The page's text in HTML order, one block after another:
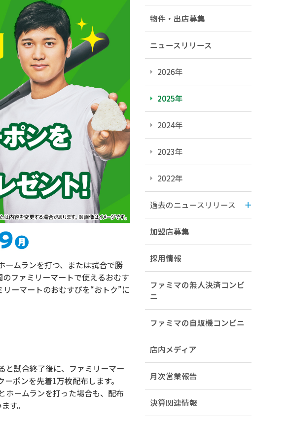
ムランを打つ、または試合で勝
ファミリーマートで使えるおむす
ーマートのおむすびを“おトク”に
合終了後に、ファミリーマー
ポンを先着1万枚配布します。
ムランを打った場合も、配布
す。
物件・出店募集
ニュースリリース
2026年
2025年
2024年
2023年
2022年
過去のニュースリリース
加盟店募集
採用情報
ファミマの無人決済コンビ
ニ
ファミマの自販機コンビニ
店内メディア
月次営業報告
決算関連情報